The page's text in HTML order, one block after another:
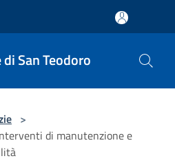
San Teodoro
>
di manutenzione e